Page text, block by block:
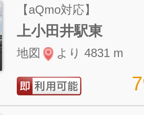
【aQmo対応】
上小田井駅東
地図 より 4831 m